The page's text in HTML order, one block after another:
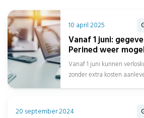
10 april 2025
Vanaf 1 juni:
Perined weer
verloskundigen
Vanaf 1 juni kunnen
zonder extra kosten
20 september 2024